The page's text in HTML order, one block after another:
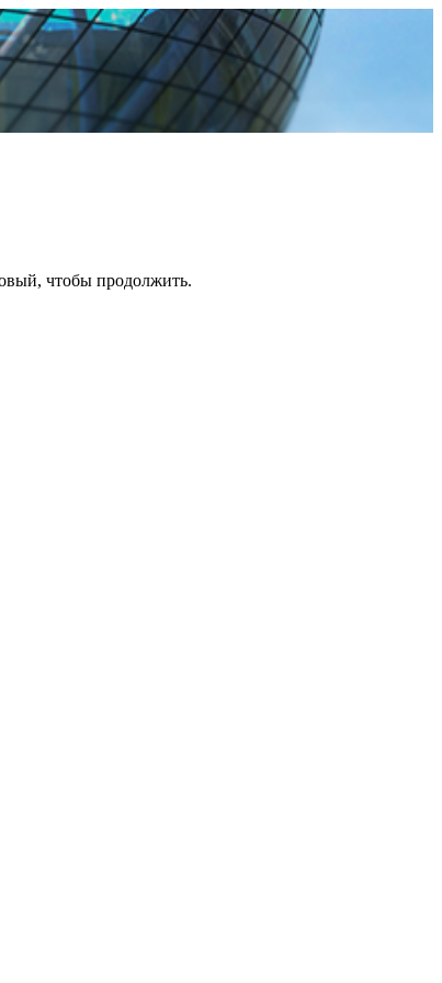
чтобы продолжить.